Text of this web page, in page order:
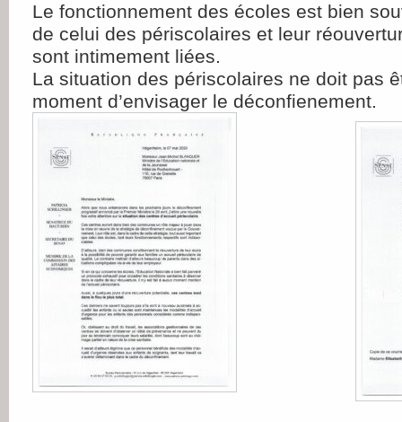
Le fonctionnement des écoles est bien
de celui des périscolaires et leur
sont intimement liées.
La situation des périscolaires ne doit pas
moment d’envisager le déconfienement.